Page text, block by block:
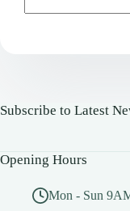
Subscribe to Latest
Opening Hours
Mon - Sun